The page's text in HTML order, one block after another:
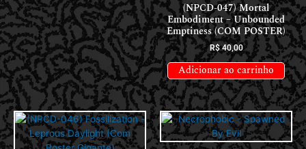
(NPCD-047) Mortal
Embodiment – Unbounded
Emptiness (COM POSTER)
R$40,00
Adicionar ao carrinho